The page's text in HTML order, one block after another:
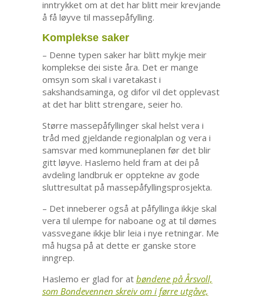
inntrykket om at det har blitt meir krevjande
å få løyve til massepåfylling.
Komplekse saker
– Denne typen saker har blitt mykje meir
komplekse dei siste åra. Det er mange
omsyn som skal i varetakast i
sakshandsaminga, og difor vil det opplevast
at det har blitt strengare, seier ho.
Større massepåfyllinger skal helst vera i
tråd med gjeldande regionalplan og vera i
samsvar med kommuneplanen før det blir
gitt løyve. Haslemo held fram at dei på
avdeling landbruk er opptekne av gode
sluttresultat på massepåfyllingsprosjekta.
– Det inneberer også at påfyllinga ikkje skal
vera til ulempe for naboane og at til dømes
vassvegane ikkje blir leia i nye retningar. Me
må hugsa på at dette er ganske store
inngrep.
Haslemo er glad for at bøndene på Årsvoll,
som Bondevennen skreiv om i førre utgåve,